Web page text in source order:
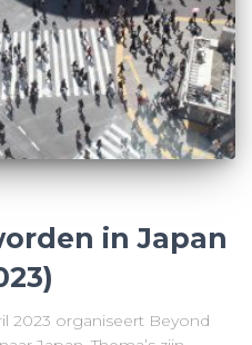
in Japan
2023 organiseert Beyond